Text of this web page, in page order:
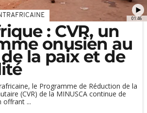
01:46
: CVR, un
onusien au
la paix et de
le Programme de Réduction de la
(CVR) de la MINUSCA continue de
offrant ...